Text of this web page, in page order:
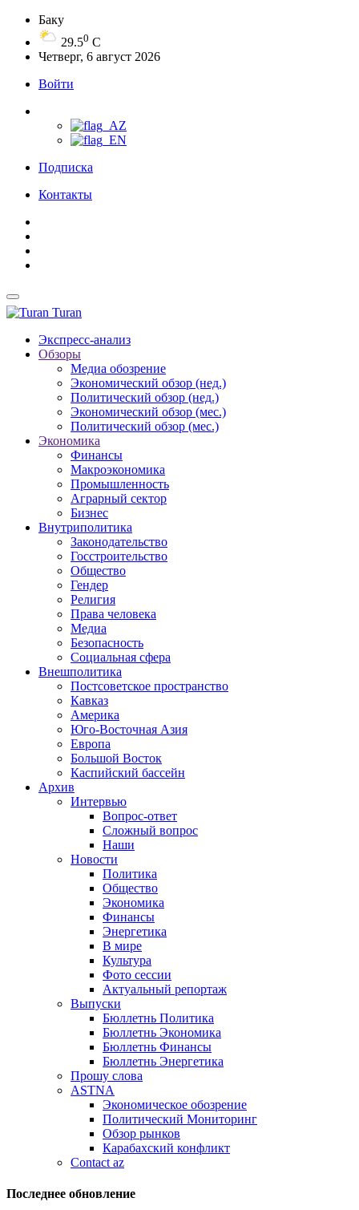
Баку
29.50 C
Четверг, 6 август 2026
Войти
Подписка
Контакты
Turan
Экспресс-анализ
Обзоры
Медиа обозрение
Экономический обзор (нед.)
Политический обзор (нед.)
Экономический обзор (мес.)
Политический обзор (мес.)
Экономика
Финансы
Макроэкономика
Промышленность
Аграрный сектор
Бизнес
Внутриполитика
Законодательство
Госстроительство
Общество
Гендер
Религия
Права человека
Медиа
Безопасность
Социальная сфера
Внешполитика
Постсоветское пространство
Кавказ
Америка
Юго-Восточная Азия
Европа
Большой Восток
Каспийский бассейн
Архив
Интервью
Вопрос-ответ
Сложный вопрос
Наши
Новости
Политика
Общество
Экономика
Финансы
Энергетика
В мире
Культура
Фото сессии
Актуальный репортаж
Выпуски
Бюллетнь Политика
Бюллетнь Экономика
Бюллетнь Финансы
Бюллетнь Энергетика
Прошу слова
ASTNA
Экономическое обозрение
Политический Мониторинг
Обзор рынков
Карабахский конфликт
Contact az
Последнее обновление